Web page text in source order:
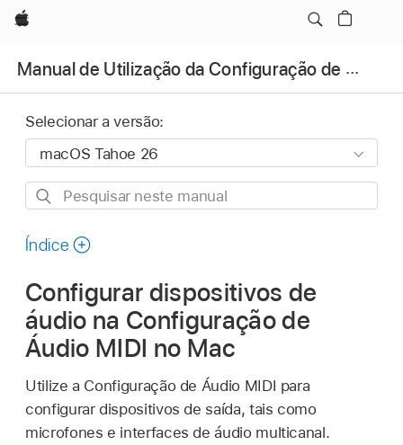
Apple
Manual de Utilização da Configuração de Áudio MIDI
Selecionar a versão:
Pesquisar
manual
Índice
Configurar dispositivos de
áudio na Configuração de
Áudio MIDI no Mac
Utilize a Configuração de Áudio MIDI para
configurar dispositivos de saída, tais como
microfones e interfaces de áudio multicanal.